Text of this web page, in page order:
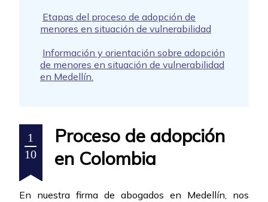
Etapas del proceso de adopción de
menores en situación de vulnerabilidad
Información y orientación sobre adopción
de menores en situación de vulnerabilidad
en Medellín.
1
10
Proceso de adopción
en Colombia
En nuestra firma de abogados en Medellín, nos